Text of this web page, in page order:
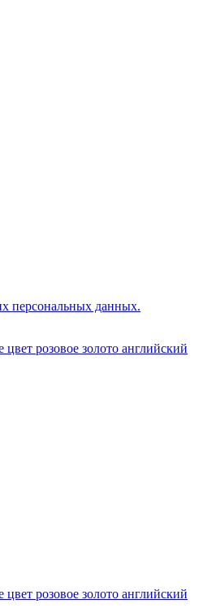
персональных данных.
розовое золото английский
розовое золото английский